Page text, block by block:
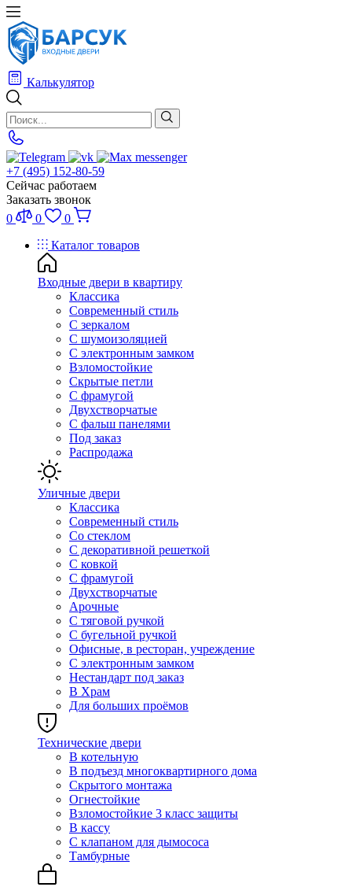
Калькулятор
+7 (495) 152-80-59
Сейчас работаем
Заказать звонок
0
0
0
Каталог товаров
Входные двери в квартиру
Классика
Современный стиль
С зеркалом
С шумоизоляцией
С электронным замком
Взломостойкие
Скрытые петли
С фрамугой
Двухстворчатые
С фальш панелями
Под заказ
Распродажа
Уличные двери
Классика
Современный стиль
Со стеклом
С декоративной решеткой
С ковкой
С фрамугой
Двухстворчатые
Арочные
С тяговой ручкой
С бугельной ручкой
Офисные, в ресторан, учреждение
С электронным замком
Нестандарт под заказ
В Храм
Для больших проёмов
Технические двери
В котельную
В подъезд многоквартирного дома
Скрытого монтажа
Огнестойкие
Взломостойкие 3 класс защиты
В кассу
С клапаном для дымососа
Тамбурные